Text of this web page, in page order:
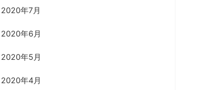
2020年7月
2020年6月
2020年5月
2020年4月